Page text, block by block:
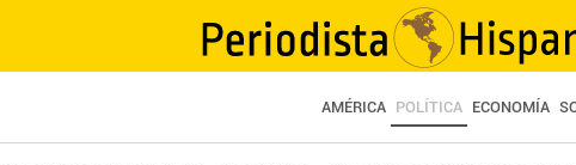
AMÉRICA POLÍTICA ECONOMÍA